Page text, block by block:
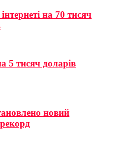
на 70 тисяч
5 тисяч доларів
новий